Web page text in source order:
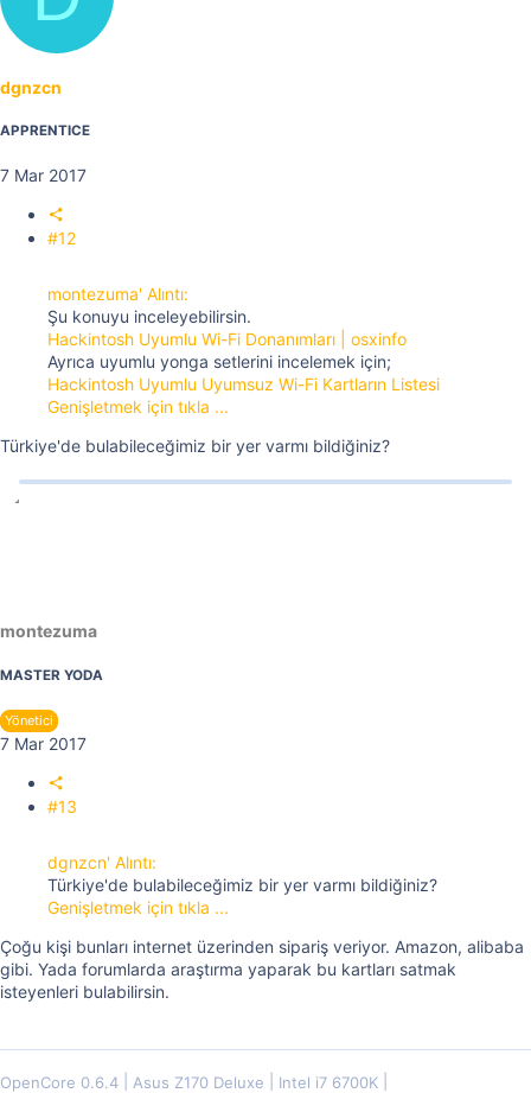
dgnzcn
APPRENTICE
7 Mar 2017
#12
montezuma' Alıntı:
Şu konuyu inceleyebilirsin.
Hackintosh Uyumlu Wi-Fi Donanımları | osxinfo
Ayrıca uyumlu yonga setlerini incelemek için;
Hackintosh Uyumlu Uyumsuz Wi-Fi Kartların Listesi
Genişletmek için tıkla ...
Türkiye'de bulabileceğimiz bir yer varmı bildiğiniz?
montezuma
MASTER YODA
Yönetici
7 Mar 2017
#13
dgnzcn' Alıntı:
Türkiye'de bulabileceğimiz bir yer varmı bildiğiniz?
Genişletmek için tıkla ...
Çoğu kişi bunları internet üzerinden sipariş veriyor. Amazon, alibaba
gibi. Yada forumlarda araştırma yaparak bu kartları satmak
isteyenleri bulabilirsin.
OpenCore 0.6.4 Asus Z170 Deluxe Intel i7 6700K